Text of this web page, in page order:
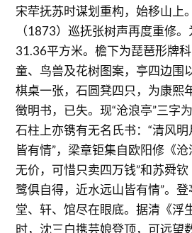
宋荦抚苏时谋划重构，始移山上
（1873）巡抚张树声再度重修
31.36平方米。檐下为琵琶形牌
童、鸟兽及花树图案，亭四边围
棋桌一张，石圆凳四只，为康熙
徵明书，已失。现“沧浪亭”三字
石柱上亦镌有无名氏书：“清风
皆有情”，梁章钜集自欧阳修《
无价，可惜只卖四万钱”和苏舜
鹭俱自得，近水远山皆有情”。登
堂、轩、馆尽在眼底。据清《浮
时，沈三白携芸娘登顶，可远望